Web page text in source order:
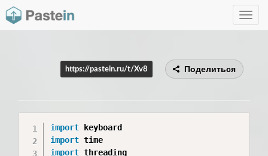
Toggle
https://pastein.ru/t/Xv8 Поделиться
import
import
import